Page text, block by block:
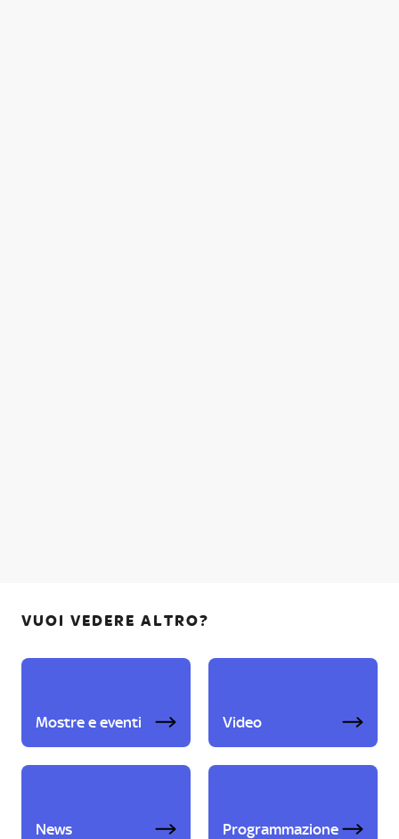
VUOI VEDERE ALTRO?
Mostre e eventi Video
News Programmazione